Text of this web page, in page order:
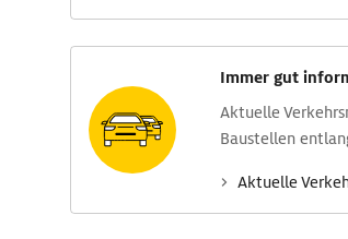
Immer gut
Aktuelle
Baustellen
Aktuelle